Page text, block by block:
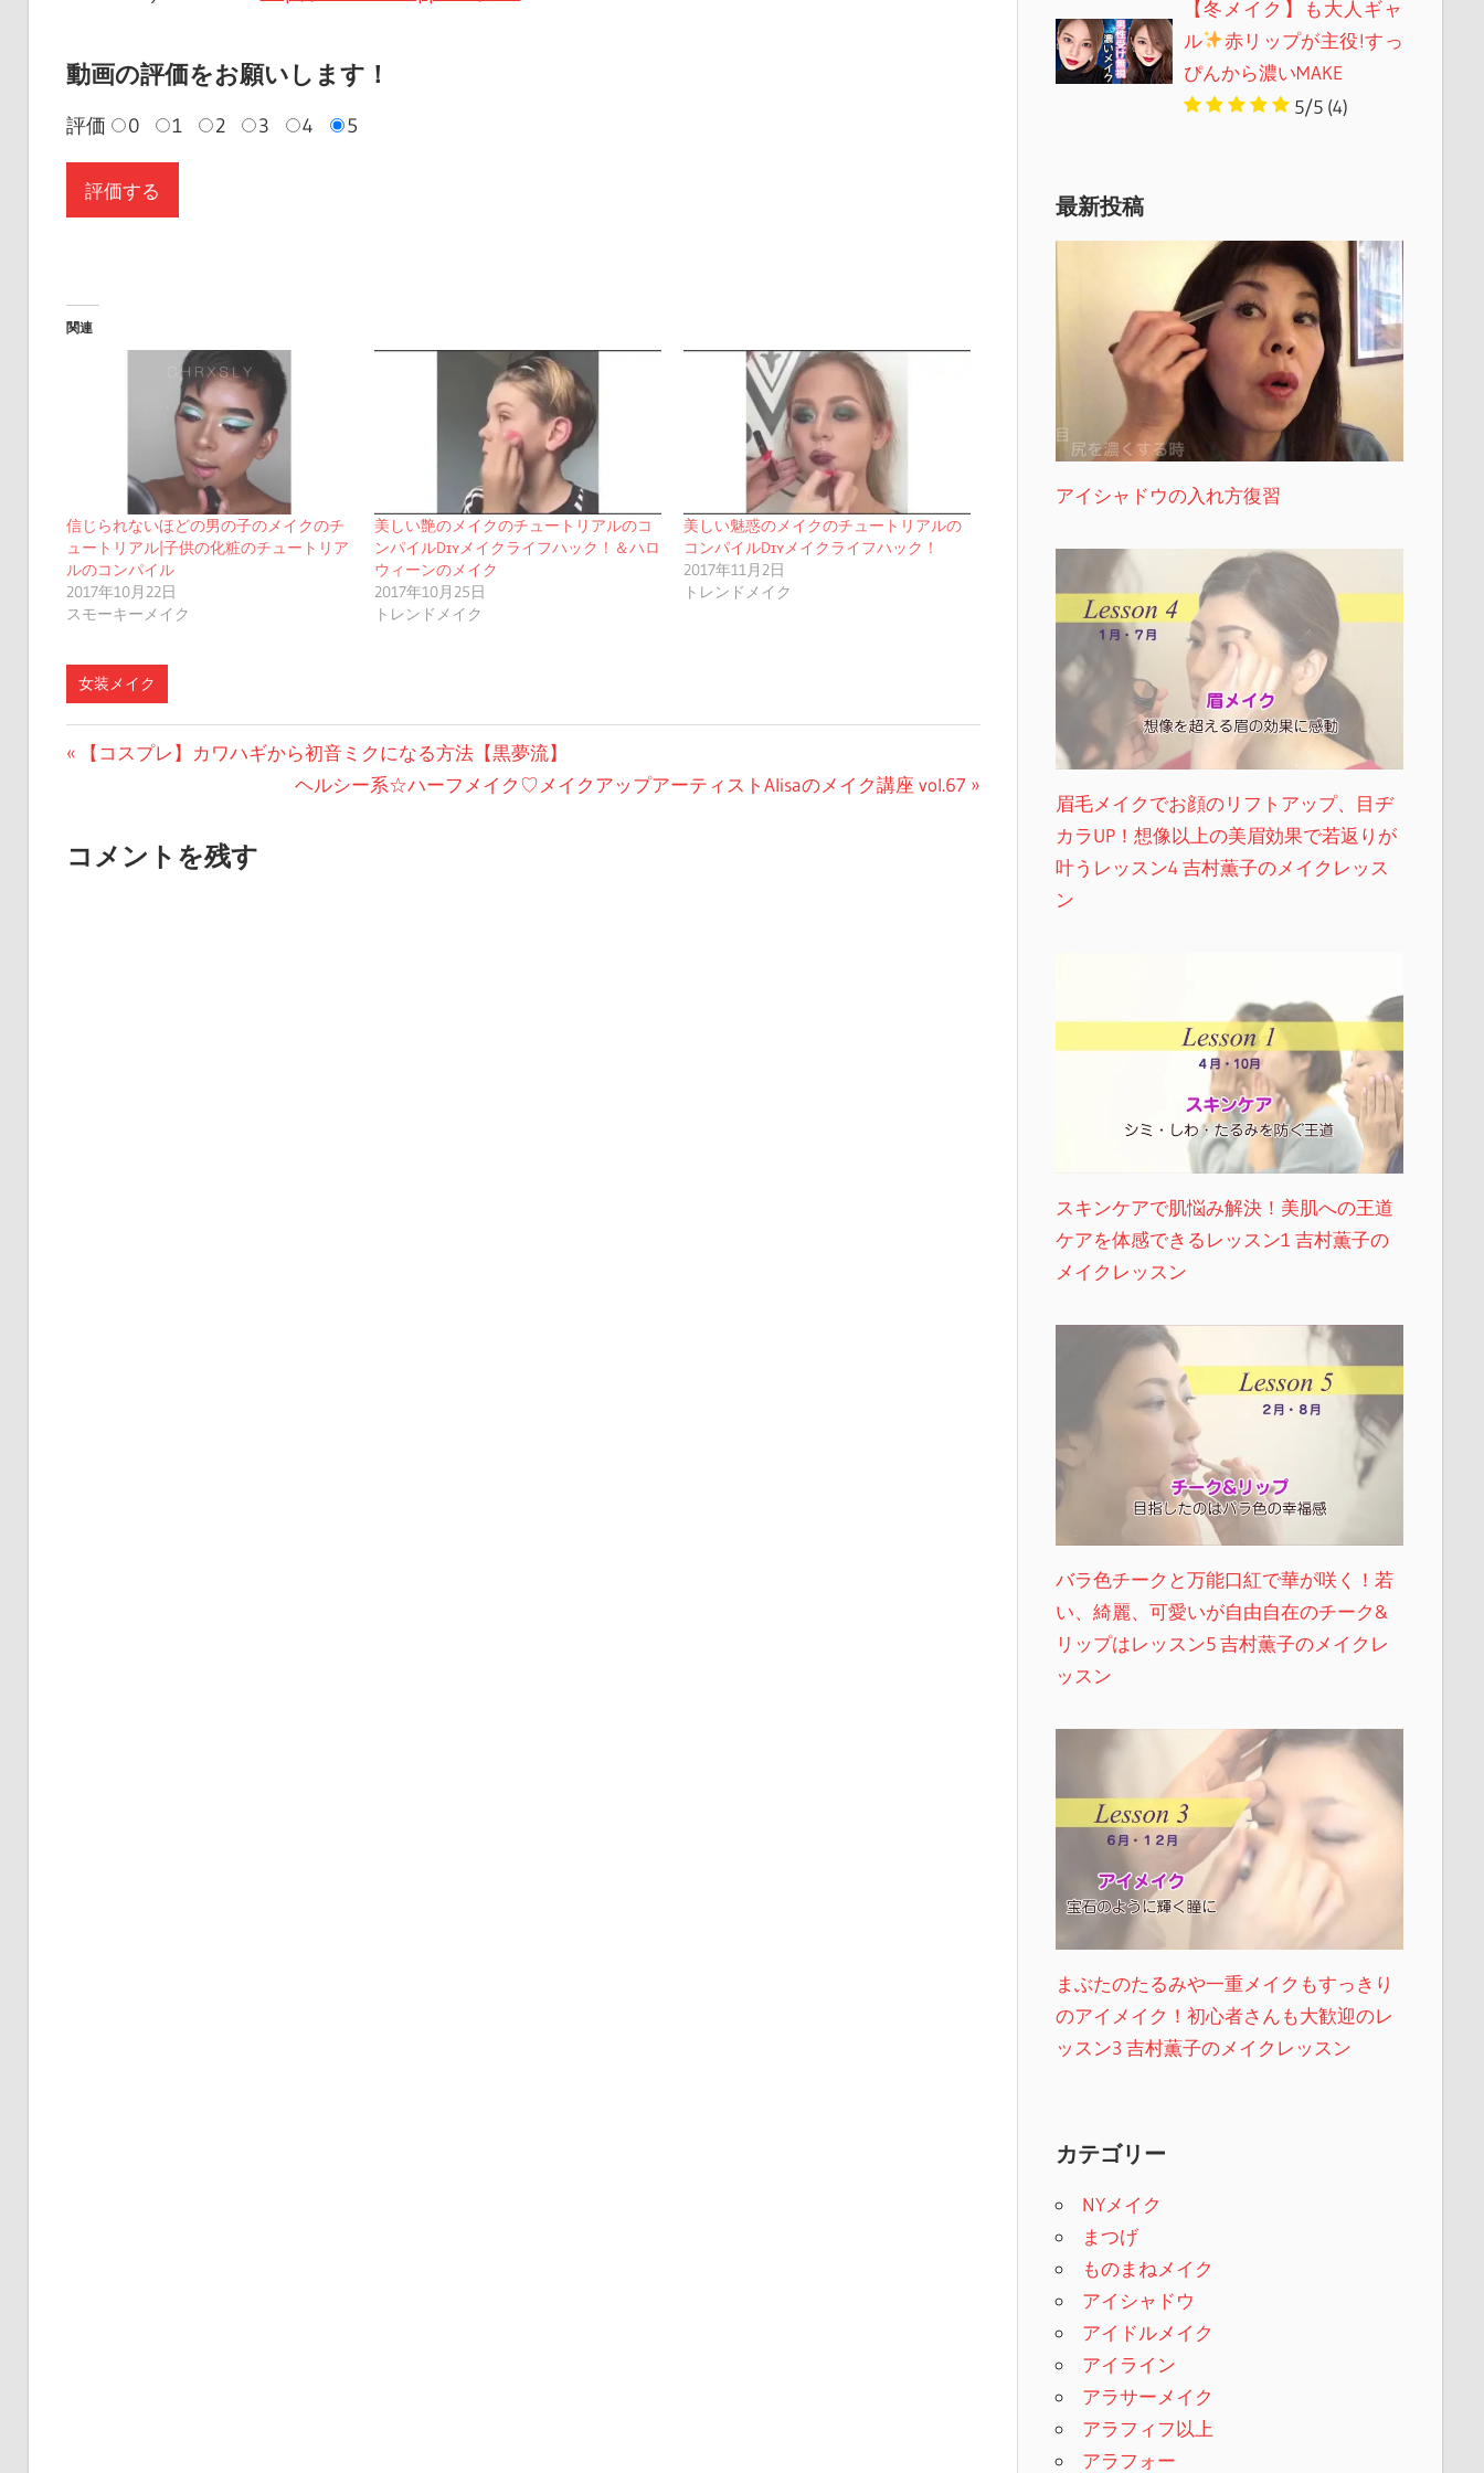
動画の評価をお願いします！
評価 0 1 2 3 4 5
関連
信じられないほどの男の子のメイクのチ
ュートリアル|子供の化粧のチュートリア
ルのコンパイル
2017年10月22日
スモーキーメイク
美しい艶のメイクのチュートリアルのコ
ンパイルDɪʏメイクライフハック！＆ハロ
ウィーンのメイク
2017年10月25日
トレンドメイク
美しい魅惑のメイクのチュートリアルの
コンパイルDɪʏメイクライフハック！
2017年11月2日
トレンドメイク
女装メイク
投
ナ
前
稿:
【コスプレ】カワハギから初音ミクになる方法【黒夢流】
次
ヘルシー系☆ハーフメイク♡メイクアップアーティストAlisaのメイク講座 vol.67
コメントを残す
【冬メイク】も大人ギャ
ル
赤リップが主役!すっ
ぴんから濃いMAKE
5/5 (4)
最新投稿
アイシャドウの入れ方復習
眉毛メイクでお顔のリフトアップ、目ヂ
カラUP！想像以上の美眉効果で若返りが
叶うレッスン4 吉村薫子のメイクレッス
ン
スキンケアで肌悩み解決！美肌への王道
ケアを体感できるレッスン1 吉村薫子の
メイクレッスン
バラ色チークと万能口紅で華が咲く！若
い、綺麗、可愛いが自由自在のチーク&
リップはレッスン5 吉村薫子のメイクレ
ッスン
まぶたのたるみや一重メイクもすっきり
のアイメイク！初心者さんも大歓迎のレ
ッスン3 吉村薫子のメイクレッスン
カテゴリー
NYメイク
まつげ
ものまねメイク
アイシャドウ
アイドルメイク
アイライン
アラサーメイク
アラフィフ以上
アラフォー